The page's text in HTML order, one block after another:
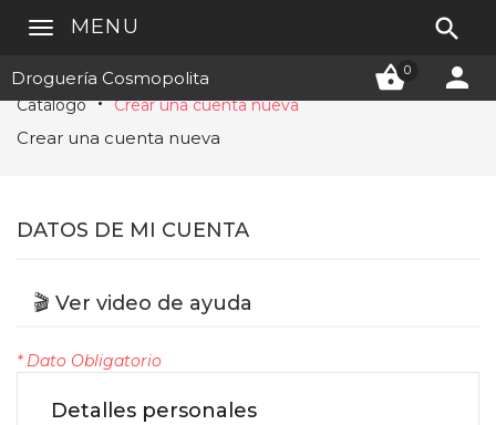
Droguería Cosmopolita 0 
MENU 
Catálogo Crear una cuenta nueva
Crear una cuenta nueva
DATOS DE MI CUENTA
🎬 Ver video de ayuda
* Dato Obligatorio
Detalles personales